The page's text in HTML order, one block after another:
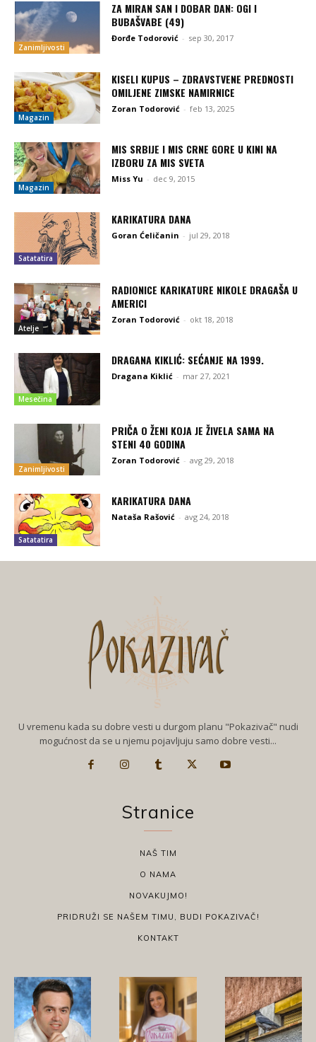
Zanimljivosti
ZA MIRAN SAN I DOBAR DAN: OGI I
BUBAŠVABE (49)
Đorđe Todorović - sep 30, 2017
Magazin
KISELI KUPUS – ZDRAVSTVENE PREDNOSTI
OMILJENE ZIMSKE NAMIRNICE
Zoran Todorović - feb 13, 2025
Magazin
MIS SRBIJE I MIS CRNE GORE U KINI NA
IZBORU ZA MIS SVETA
Miss Yu - dec 9, 2015
Satatatira
KARIKATURA DANA
Goran Ćeličanin - jul 29, 2018
Atelje
RADIONICE KARIKATURE NIKOLE DRAGAŠA U
AMERICI
Zoran Todorović - okt 18, 2018
Mesečina
DRAGANA KIKLIĆ: SEĆANJE NA 1999.
Dragana Kiklić - mar 27, 2021
Zanimljivosti
PRIČA O ŽENI KOJA JE ŽIVELA SAMA NA
STENI 40 GODINA
Zoran Todorović - avg 29, 2018
Satatatira
KARIKATURA DANA
Nataša Rašović - avg 24, 2018
U vremenu kada su dobre vesti u durgom planu "Pokazivač" nudi
mogućnost da se u njemu pojavljuju samo dobre vesti...
Stranice
NAŠ TIM
O NAMA
NOVAKUJMO!
PRIDRUŽI SE NAŠEM TIMU, BUDI POKAZIVAČ!
KONTAKT